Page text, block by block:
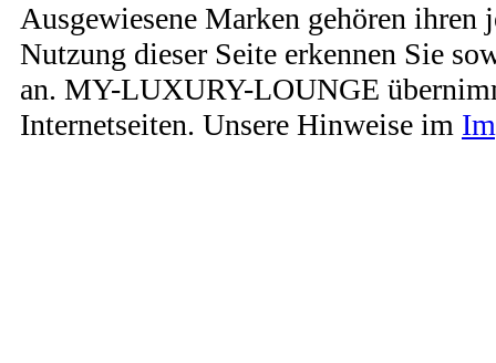
Ausgewiesene Marken gehören
Nutzung dieser Seite erkennen Sie
an. MY-LUXURY-LOUNGE
Internetseiten. Unsere Hinweise im